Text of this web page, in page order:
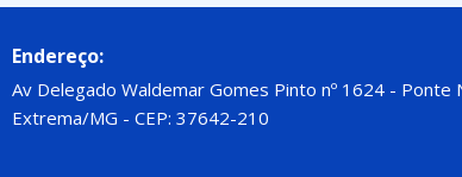
Endereço:
Av Delegado Waldemar Gomes Pinto nº 1624 - Ponte
Extrema/MG - CEP: 37642-210